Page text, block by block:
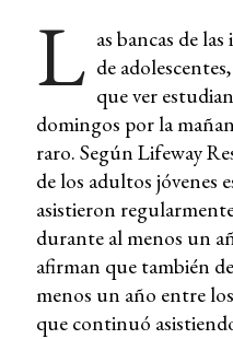
L as bancas de
de
que ver
domingos por la
raro. Según Lifeway
de los adultos jóvenes
asistieron
durante al menos un
afirman que también
menos un año entre
que continuó